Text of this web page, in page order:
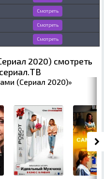
Смотреть
Смотреть
Смотреть
2020) смотреть
(Сериал 2020)»